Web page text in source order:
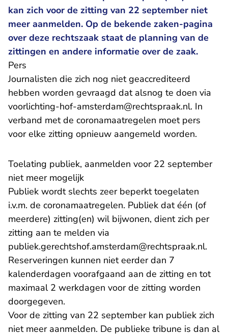
kan zich voor de zitting van 22 september niet
meer aanmelden. Op de bekende zaken-pagina
over deze rechtszaak staat de planning van de
zittingen en andere informatie over de zaak.
Pers
Journalisten die zich nog niet geaccrediteerd
hebben worden gevraagd dat alsnog te doen via
voorlichting-hof-amsterdam@rechtspraak.nl- U
. In
verband met de coronamaatregelen moet pers
voor elke zitting opnieuw aangemeld worden.
Toelating publiek, aanmelden voor 22 september
niet meer mogelijk
Publiek wordt slechts zeer beperkt toegelaten
i.v.m. de coronamaatregelen. Publiek dat één (of
meerdere) zitting(en) wil bijwonen, dient zich per
zitting aan te melden via
publiek.gerechtshof.amsterdam@rechtspraak.nl- U
.
Reserveringen kunnen niet eerder dan 7
kalenderdagen voorafgaand aan de zitting en tot
maximaal 2 werkdagen voor de zitting worden
doorgegeven.
Voor de zitting van 22 september kan publiek zich
niet meer aanmelden. De publieke tribune is dan al